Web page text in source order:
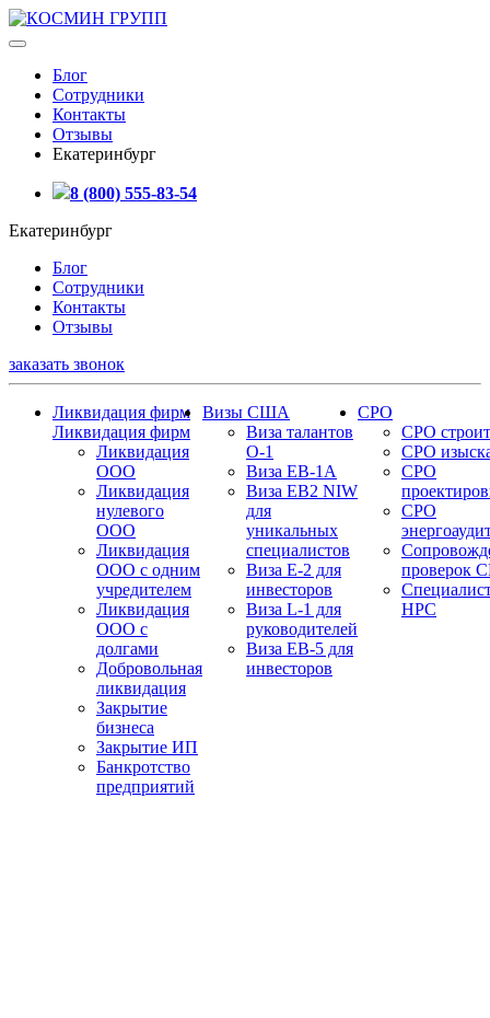
Блог
Сотрудники
Контакты
Отзывы
Екатеринбург
8 (800) 555-83-54
Екатеринбург
Блог
Сотрудники
Контакты
Отзывы
заказать звонок
Ликвидация фирм
Ликвидация фирм
Ликвидация
ООО
Ликвидация
нулевого
ООО
Ликвидация
ООО с одним
учредителем
Ликвидация
ООО с
долгами
Добровольная
ликвидация
Закрытие
бизнеса
Закрытие ИП
Банкротство
предприятий
Визы США
Виза талантов
О-1
Виза EB-1A
Виза EB2 NIW
для
уникальных
специалистов
Виза E-2 для
инвесторов
Виза L-1 для
руководителей
Виза EB-5 для
инвесторов
СРО
СРО
СРО
СРО
СРО
проверок
НРС